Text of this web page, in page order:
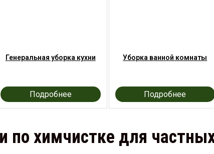
Генеральная уборка кухни
Подробнее
Уборка ванной комнаты
Подробнее
по химчистке для